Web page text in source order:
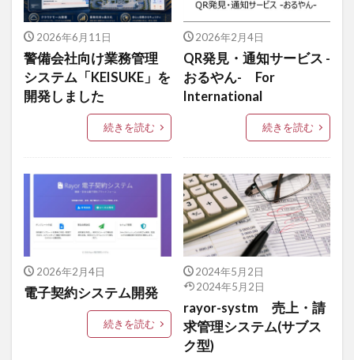
2026年6月11日
警備会社向け業務管理
システム「KEISUKE」を
開発しました
続きを読む
2026年2月4日
QR発見・通知サービス -
おるやん- For
International
続きを読む
2026年2月4日
電子契約システム開発
続きを読む
2024年5月2日
2024年5月2日
rayor-systm 売上・請
求管理システム(サブス
ク型)